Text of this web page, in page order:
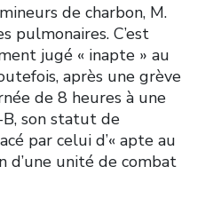
de charbon, M.
pulmonaires. C’est
jugé « inapte » au
après une grève
de 8 heures à une
son statut de
par celui d’« apte au
d’une unité de combat